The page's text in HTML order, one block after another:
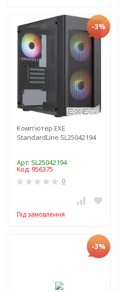
-3%
Комп'ютер EXE
StandardLine SL25042194
Арт: SL25042194
Код: 956375
0
Під замовлення
-3%